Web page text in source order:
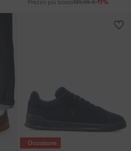
Prezzo più basso139,95 €-11%
Occasione